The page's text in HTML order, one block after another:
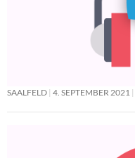
SAALFELD 4. SEPTEMBER 2021